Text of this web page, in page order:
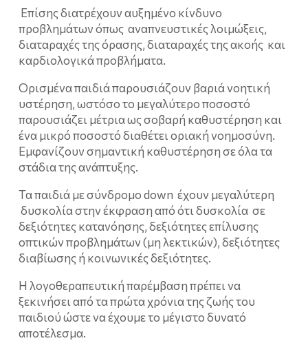
Επίσης διατρέχουν αυξημένο κίνδυνο
προβλημάτων όπως αναπνευστικές λοιμώξεις,
διαταραχές της όρασης, διαταραχές της ακοής και
καρδιολογικά προβλήματα.
Ορισμένα παιδιά παρουσιάζουν βαριά νοητική
υστέρηση, ωστόσο το μεγαλύτερο ποσοστό
παρουσιάζει μέτρια ως σοβαρή καθυστέρηση και
ένα μικρό ποσοστό διαθέτει οριακή νοημοσύνη.
Εμφανίζουν σημαντική καθυστέρηση σε όλα τα
στάδια της ανάπτυξης.
Τα παιδιά με σύνδρομο down έχουν μεγαλύτερη
δυσκολία στην έκφραση από ότι δυσκολία σε
δεξιότητες κατανόησης, δεξιότητες επίλυσης
οπτικών προβλημάτων (μη λεκτικών), δεξιότητες
διαβίωσης ή κοινωνικές δεξιότητες.
Η λογοθεραπευτική παρέμβαση πρέπει να
ξεκινήσει από τα πρώτα χρόνια της ζωής του
παιδιού ώστε να έχουμε το μέγιστο δυνατό
αποτέλεσμα.